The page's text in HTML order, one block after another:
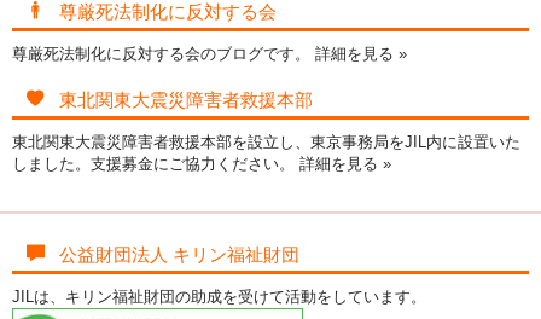
尊厳死法制化に反対する会
尊厳死法制化に反対する会のブログです。 詳細を見る »
東北関東大震災障害者救援本部
東北関東大震災障害者救援本部を設立し、東京事務局をJIL内に設置いた
しました。支援募金にご協力ください。 詳細を見る »
公益財団法人 キリン福祉財団
JILは、キリン福祉財団の助成を受けて活動をしています。